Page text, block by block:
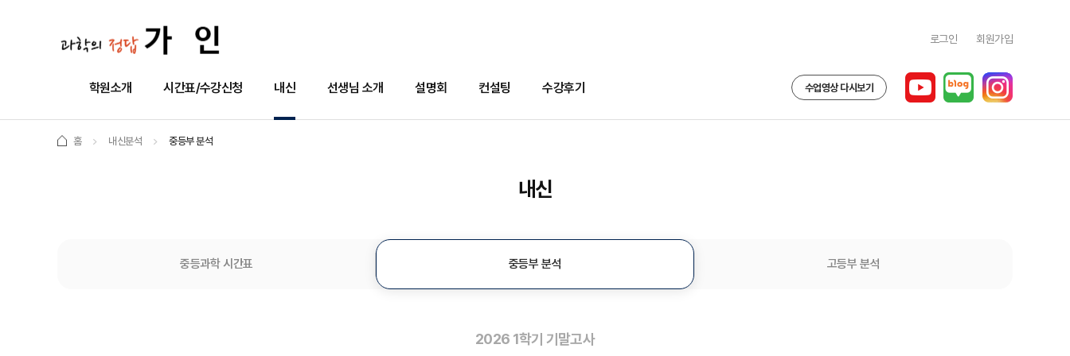
로그인 회원가입
학원소개 시간표/수강신청 내신 선생님 소개 설명회 컨설팅 수강후기 수업영상 다시보기
홈 내신분석 중등부 분석
내신
중등과학 시간표 중등부 분석 고등부 분석
2026 1학기 기말고사